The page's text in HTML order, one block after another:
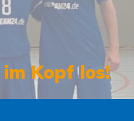
Kopf los!